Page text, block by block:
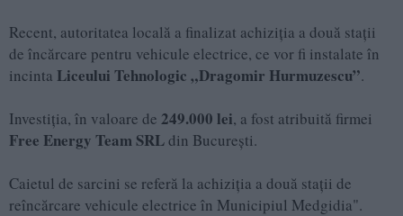
Recent, autoritatea locală a finalizat achiziția a două stații
de încărcare pentru vehicule electrice, ce vor fi instalate în
incinta Liceului Tehnologic „Dragomir Hurmuzescu”.
Investiția, în valoare de 249.000 lei, a fost atribuită firmei
Free Energy Team SRLdin București.
Caietul de sarcini se referă la achiziția a două staţii de
reîncărcare vehicule electrice în Municipiul Medgidia".